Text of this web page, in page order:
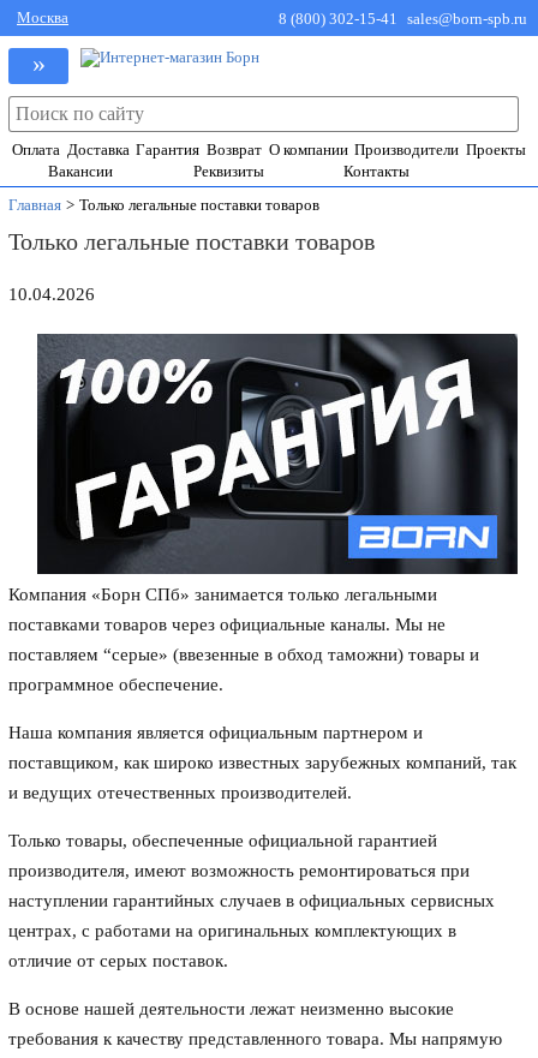
Москва 8 (800) 302-15-41 sales@born-spb.ru
»
Оплата Доставка Гарантия Возврат О компании Производители Проекты
Вакансии
Реквизиты
Контакты
Главная > Только легальные поставки товаров
Только легальные поставки товаров
10.04.2026
Компания «Борн СПб» занимается только легальными
поставками товаров через официальные каналы. Мы не
поставляем “серые» (ввезенные в обход таможни) товары и
программное обеспечение.
Наша компания является официальным партнером и
поставщиком, как широко известных зарубежных компаний, так
и ведущих отечественных производителей.
Только товары, обеспеченные официальной гарантией
производителя, имеют возможность ремонтироваться при
наступлении гарантийных случаев в официальных сервисных
центрах, с работами на оригинальных комплектующих в
отличие от серых поставок.
В основе нашей деятельности лежат неизменно высокие
требования к качеству представленного товара. Мы напрямую